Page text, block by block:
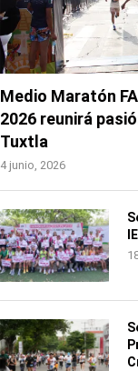
Medio Maratón
2026 reunirá
Tuxtla
4 junio, 2026